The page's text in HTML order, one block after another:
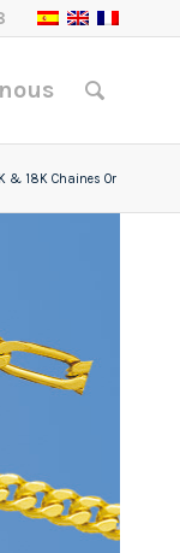
& 18K Chaines Or